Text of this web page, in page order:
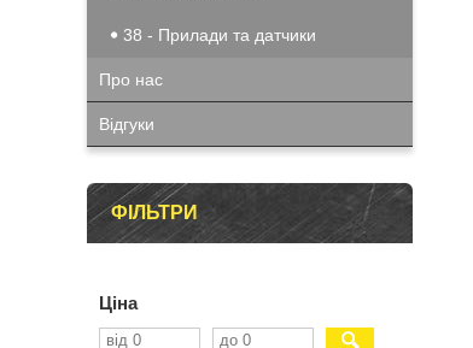
38 - Прилади та датчики
Про нас
Відгуки
ФІЛЬТРИ
Ціна